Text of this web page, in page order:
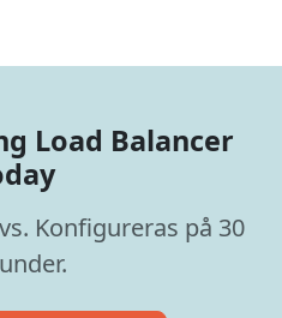
Load Balancer
Konfigureras på 30